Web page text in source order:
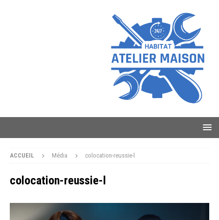
ACCUEIL Média colocation-reussie-l
colocation-reussie-l